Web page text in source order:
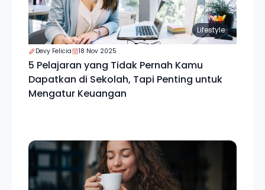
Lifestyle
Devy Felicia 18 Nov 2025
5 Pelajaran yang Tidak Pernah Kamu
Dapatkan di Sekolah, Tapi Penting untuk
Mengatur Keuangan